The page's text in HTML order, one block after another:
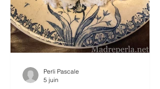
Perli Pascale
5 juin